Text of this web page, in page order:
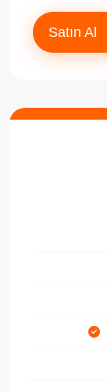
Satın Al